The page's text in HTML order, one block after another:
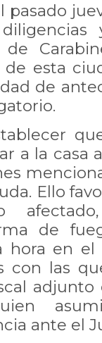
pasado
esta
de
a la casa
Ello
de
hora en el
con las
adjunto
ante el